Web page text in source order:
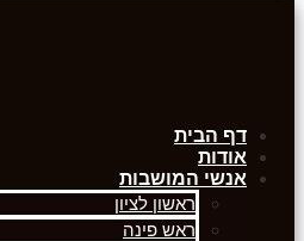
דף הבית
אודות
אנשי המושבות
ראשון לציון
ראש פינה